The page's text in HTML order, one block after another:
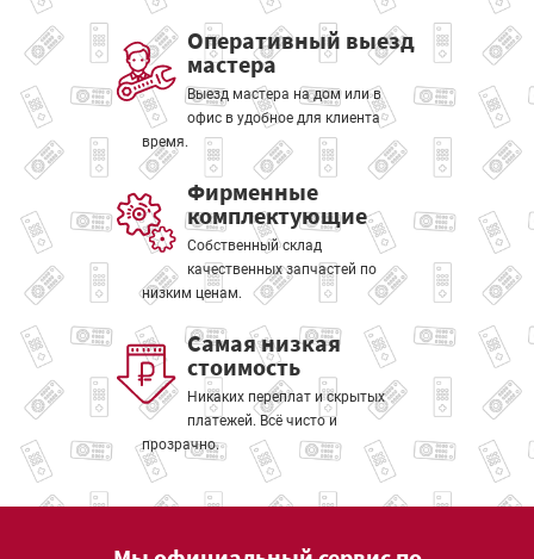
Оперативный выезд
мастера
Выезд мастера на дом или в
офис в удобное для клиента
время.
Фирменные
комплектующие
Собственный склад
качественных запчастей по
низким ценам.
Самая низкая
стоимость
Никаких переплат и скрытых
платежей. Всё чисто и
прозрачно.